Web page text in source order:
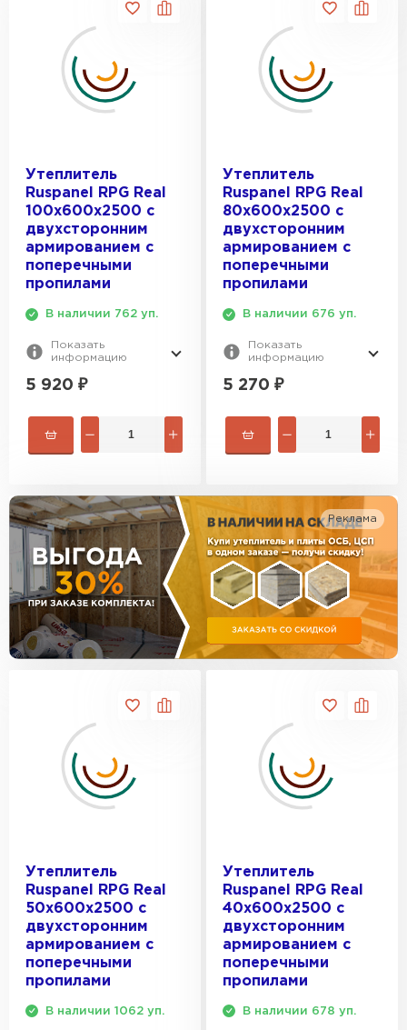
30
40
Для потолка
Для стен
ЦЕНА, РУБ.:
Утеплитель
Ruspanel RPG Real
100х600х2500 с
двухсторонним
армированием с
поперечными
пропилами
В наличии 762 уп.
Показать
информацию
5 920 ₽
Утеплитель
Ruspanel RPG Real
80х600х2500 с
двухсторонним
армированием с
поперечными
пропилами
В наличии 676 уп.
Показать
информацию
5 270 ₽
Реклама
Утеплитель
Ruspanel RPG Real
50х600х2500 с
двухсторонним
армированием с
поперечными
пропилами
В наличии 1062 уп.
Утеплитель
Ruspanel RPG Real
40х600х2500 с
двухсторонним
армированием с
поперечными
пропилами
В наличии 678 уп.
Утеплитель MasterPLEX
Утеплитель Белтеп
ПЕРЕЙТИ
Утеплитель Тизол
ПЕРЕЙТИ
ПЕРЕЙТИ
Утеплитель Ruspanel
ПЕРЕЙТИ
Утеплитель Hotrock
Утеплитель Тимплэкс
Утеплитель Изовол
Утеплитель Isover
Утеплитель Урса
Утеплитель Изовол
Утеплитель Paroc
Утеплитель Теплекс
Утеплитель Эковер
Утеплитель Дирок
Утеплитель Белтеп
Утеплитель Тизол
Утеплитель Isotec
Утеплитель Ruspanel